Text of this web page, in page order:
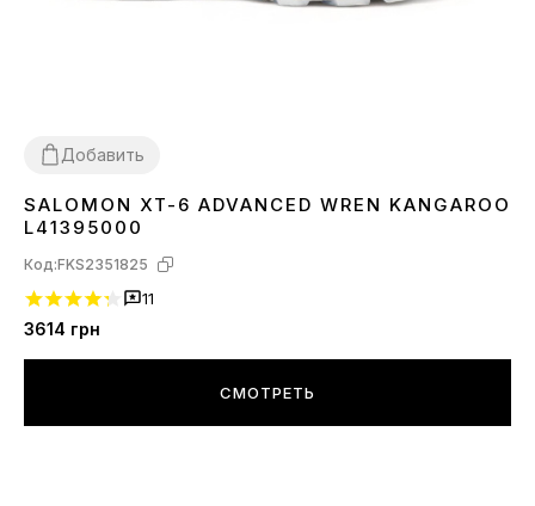
Добавить
40
SALOMON XT-6 ADVANCED WREN KANGAROO
L41395000
Код:FKS2351825
11
3614 грн
СМОТРЕТЬ